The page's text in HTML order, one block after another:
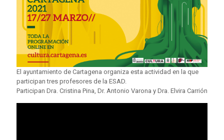
El ayuntamiento de Cartagena organiza esta actividad en la que
participan tres profesores de la ESAD.
Participan Dra. Cristina Pina, Dr. Antonio Varona y Dra. Elvira Carrión